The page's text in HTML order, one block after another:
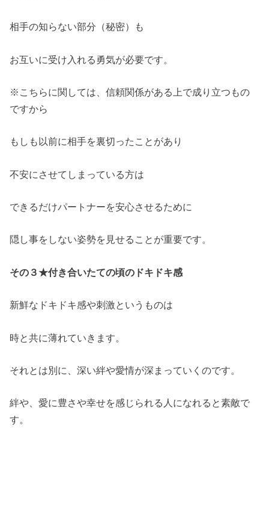
相手の知らない部分（秘密）も
お互いに受け入れる勇気が必要です。
※こちらに関しては、信頼関係がある上で成り立つもの
ですから
もしも以前に相手を裏切ったことがあり
不安にさせてしまっている方は
できるだけパートナーを安心させるために
隠し事をしない姿勢を見せることが重要です。
その３★付き合いたての頃のドキドキ感
新鮮なドキドキ感や刺激というものは
時と共に薄れていきます。
それとは別に、深い絆や愛情が深まっていくのです。
絆や、愛に豊さや幸せを感じられる人になれると素敵で
す。